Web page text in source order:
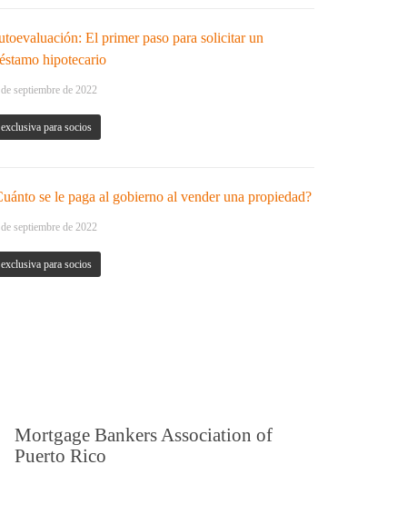
El primer paso para solicitar un
hipotecario
septiembre de 2022
exclusiva para socios
se le paga al gobierno al vender una propiedad?
septiembre de 2022
exclusiva para socios
Mortgage Bankers Association of
Puerto Rico